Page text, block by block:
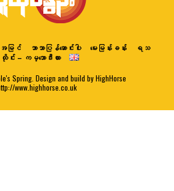
အမြင် ဘာသာပြန်ဆောင်းပါး မေးမြန်းခန်း
ရသ
ထိုင်း – ကမ္ဘောဒီးယား
Spring. Design and build by HighHorse
www.highhorse.co.uk